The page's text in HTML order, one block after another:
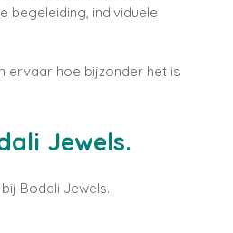
begeleiding, individuele
ervaar hoe bijzonder het is
Jewels.
Bodali Jewels.